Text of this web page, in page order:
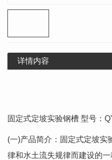
详情内容
固定式定坡实验钢槽 型号：
(一)产品简介：固定式定坡实
律和水土流失规律而建设的